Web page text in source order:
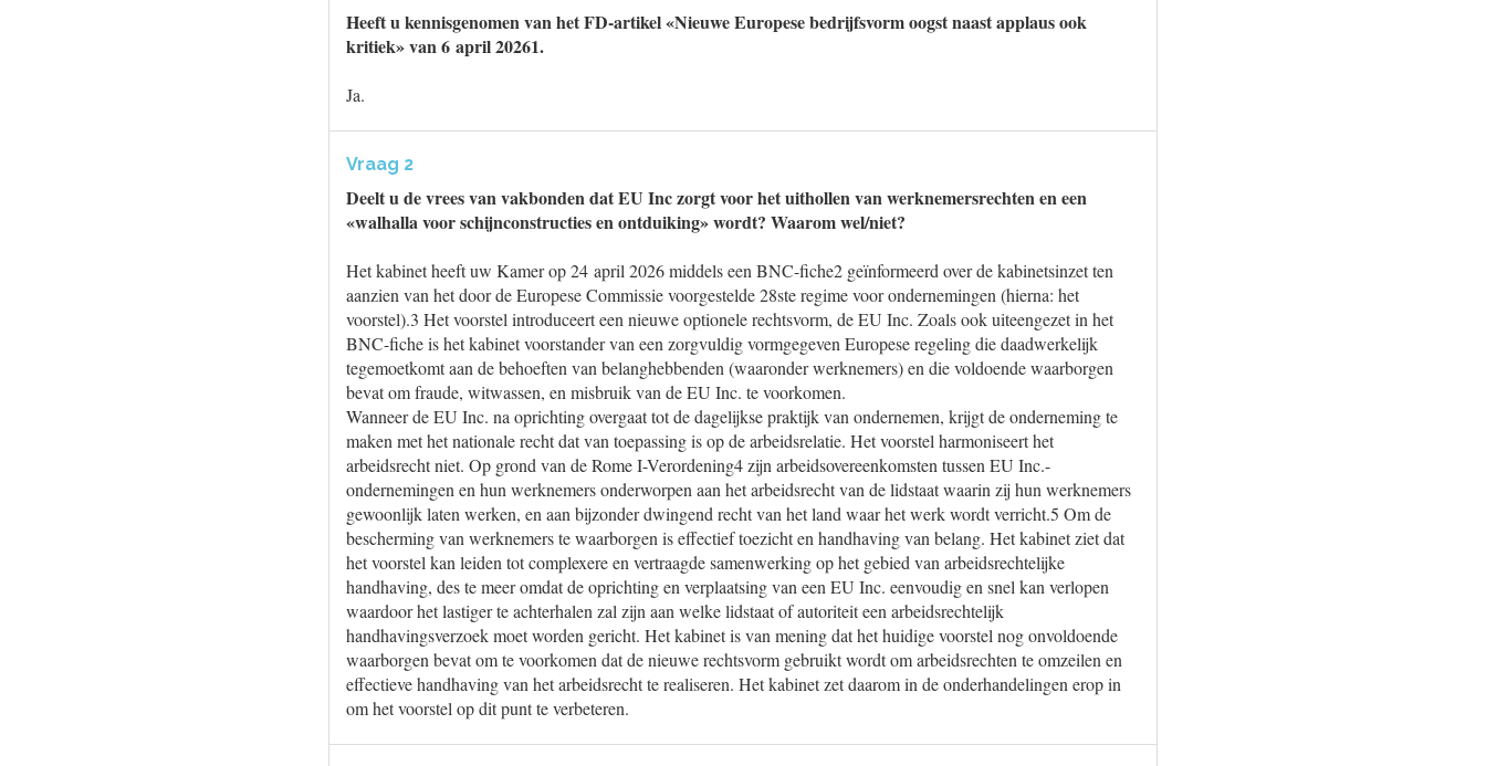
Heeft u kennisgenomen van het FD-artikel «Nieuwe Europese bedrijfsvorm oogst naast applaus ook
kritiek» van 6 april 20261.
Ja.
Vraag 2
Deelt u de vrees van vakbonden dat EU Inc zorgt voor het uithollen van werknemersrechten en een
«walhalla voor schijnconstructies en ontduiking» wordt? Waarom wel/niet?
Het kabinet heeft uw Kamer op 24 april 2026 middels een BNC-fiche2 geïnformeerd over de kabinetsinzet ten
aanzien van het door de Europese Commissie voorgestelde 28ste regime voor ondernemingen (hierna: het
voorstel).3 Het voorstel introduceert een nieuwe optionele rechtsvorm, de EU Inc. Zoals ook uiteengezet in het
BNC-fiche is het kabinet voorstander van een zorgvuldig vormgegeven Europese regeling die daadwerkelijk
tegemoetkomt aan de behoeften van belanghebbenden (waaronder werknemers) en die voldoende waarborgen
bevat om fraude, witwassen, en misbruik van de EU Inc. te voorkomen.
Wanneer de EU Inc. na oprichting overgaat tot de dagelijkse praktijk van ondernemen, krijgt de onderneming te
maken met het nationale recht dat van toepassing is op de arbeidsrelatie. Het voorstel harmoniseert het
arbeidsrecht niet. Op grond van de Rome I-Verordening4 zijn arbeidsovereenkomsten tussen EU Inc.-
ondernemingen en hun werknemers onderworpen aan het arbeidsrecht van de lidstaat waarin zij hun werknemers
gewoonlijk laten werken, en aan bijzonder dwingend recht van het land waar het werk wordt verricht.5 Om de
bescherming van werknemers te waarborgen is effectief toezicht en handhaving van belang. Het kabinet ziet dat
het voorstel kan leiden tot complexere en vertraagde samenwerking op het gebied van arbeidsrechtelijke
handhaving, des te meer omdat de oprichting en verplaatsing van een EU Inc. eenvoudig en snel kan verlopen
waardoor het lastiger te achterhalen zal zijn aan welke lidstaat of autoriteit een arbeidsrechtelijk
handhavingsverzoek moet worden gericht. Het kabinet is van mening dat het huidige voorstel nog onvoldoende
waarborgen bevat om te voorkomen dat de nieuwe rechtsvorm gebruikt wordt om arbeidsrechten te omzeilen en
effectieve handhaving van het arbeidsrecht te realiseren. Het kabinet zet daarom in de onderhandelingen erop in
om het voorstel op dit punt te verbeteren.